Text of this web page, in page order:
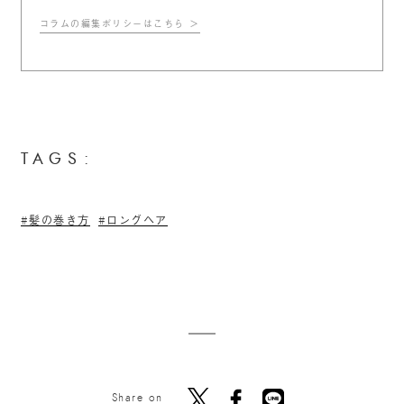
コラムの編集ポリシーはこちら
TAGS:
髪の巻き方 ロングヘア
Share on